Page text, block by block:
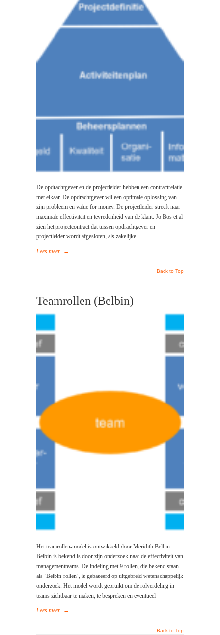
De opdrachtgever en de projectleider hebben een contractrelatie
met elkaar. De opdrachtgever wil een optimale oplossing van
zijn probleem en value for money. De projectleider streeft naar
maximale effectiviteit en tevredenheid van de klant. Jo Bos et al
zien het projectcontract dat tussen opdrachtgever en
projectleider wordt afgesloten, als zakelijke
Lees meer →
Back to Top
Teamrollen (Belbin)
Het teamrollen-model is ontwikkeld door Meridith Belbin.
Belbin is bekend is door zijn onderzoek naar de effectiviteit van
managementteams. De indeling met 9 rollen, die bekend staan
als ‘Belbin-rollen’, is gebaseerd op uitgebreid wetenschappelijk
onderzoek. Het model wordt gebruikt om de rolverdeling in
teams zichtbaar te maken, te bespreken en eventueel
Lees meer →
Back to Top